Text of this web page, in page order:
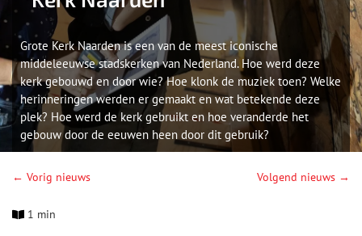
Grote Kerk Naarden is een van de meest iconische
middeleeuwse stadskerken van Nederland. Hoe werd deze
kerk gebouwd en door wie? Hoe klonk de muziek toen? Welke
herinneringen werden er gemaakt en wat betekende deze
plek? Hoe werd de kerk gebruikt en hoe veranderde het
gebouw door de eeuwen heen door dit gebruik?
← Vorig nieuws Volgend nieuws →
1 min